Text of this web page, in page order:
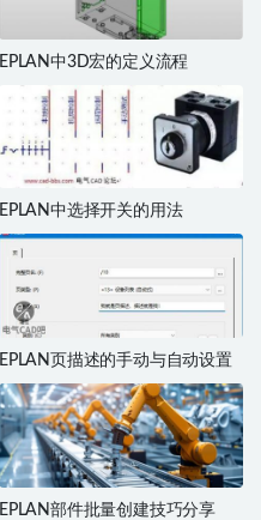
EPLAN中3D宏的定义流程
EPLAN中选择开关的用法
EPLAN页描述的手动与自动设置
EPLAN部件批量创建技巧分享